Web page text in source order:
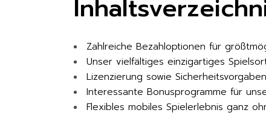
Zahlreiche Bezahloptionen für
Unser vielfältiges einzigartiges
Lizenzierung sowie
Interessante Bonusprogramme für
Flexibles mobiles Spielerlebnis ganz